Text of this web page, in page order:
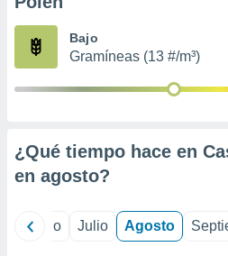
publicidad
Bajo
Gramíneas (13 #/m³)
¿Qué tiempo hace en
en agosto?
Junio Julio Agosto